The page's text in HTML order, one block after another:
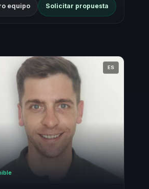
equipo Solicitar propuesta
ES